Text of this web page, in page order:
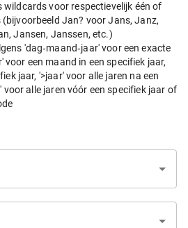
voor respectievelijk één of
Jan? voor Jans, Janz,
Jansen, Janssen, etc.)
'dag‑maand‑jaar' voor een exacte
voor een maand in een specifiek jaar,
jaar, '>jaar' voor alle jaren na een
voor alle jaren vóór een specifiek jaar of